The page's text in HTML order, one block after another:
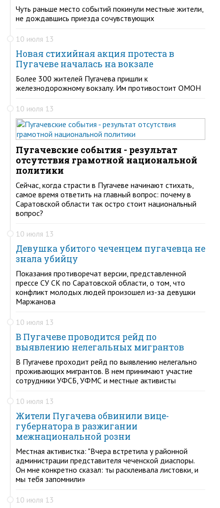
Чуть раньше место событий покинули местные жители,
не дождавшись приезда сочувствующих
10 июля 13
Новая стихийная акция протеста в
Пугачеве началась на вокзале
Более 300 жителей Пугачева пришли к
железнодорожному вокзалу. Им противостоит ОМОН
10 июля 13
Пугачевские события - результат
отсутствия грамотной национальной
политики
Сейчас, когда страсти в Пугачеве начинают стихать,
самое время ответить на главный вопрос: почему в
Саратовской области так остро стоит национальный
вопрос?
10 июля 13
Девушка убитого чеченцем пугачевца не
знала убийцу
Показания противоречат версии, представленной
прессе СУ СК по Саратовской области, о том, что
конфликт молодых людей произошел из-за девушки
Маржанова
10 июля 13
В Пугачеве проводится рейд по
выявлению нелегальных мигрантов
В Пугачеве проходит рейд по выявлению нелегально
проживающих мигрантов. В нем принимают участие
сотрудники УФСБ, УФМС и местные активисты
10 июля 13
Жители Пугачева обвинили вице-
губернатора в разжигании
межнациональной розни
Местная активистка: "Вчера встретила у районной
администрации представителя чеченской диаспоры.
Он мне конкретно сказал: ты расклеивала листовки, и
мы тебя запомнили»
10 июля 13